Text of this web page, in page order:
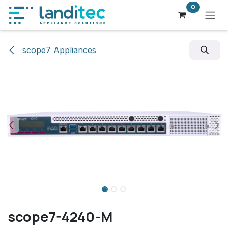
Zum Inhalt springen 0
scope7 Appliances
scope7-4240-M